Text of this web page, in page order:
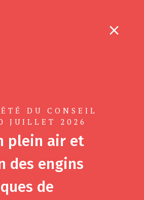
DU CONSEIL
JUILLET 2026
plein air et
des engins
de